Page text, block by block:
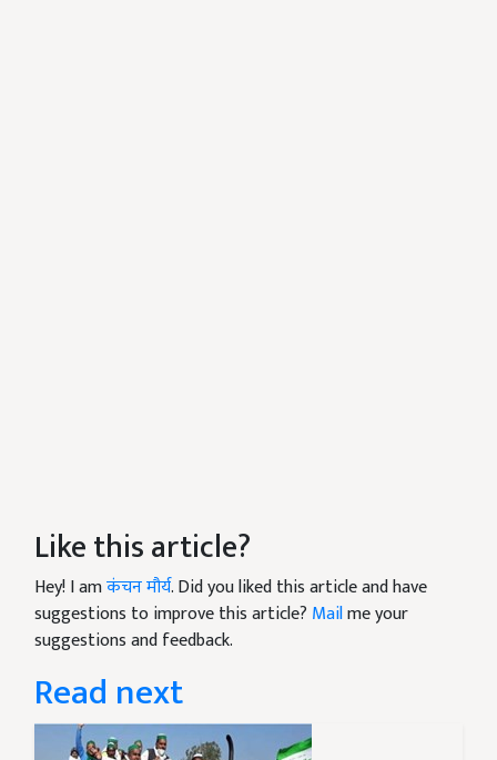
Like this article?
Hey! I amकंचन मौर्य. Did you liked this article and have
suggestions to improve this article? Mailme your
suggestions and feedback.
Read next